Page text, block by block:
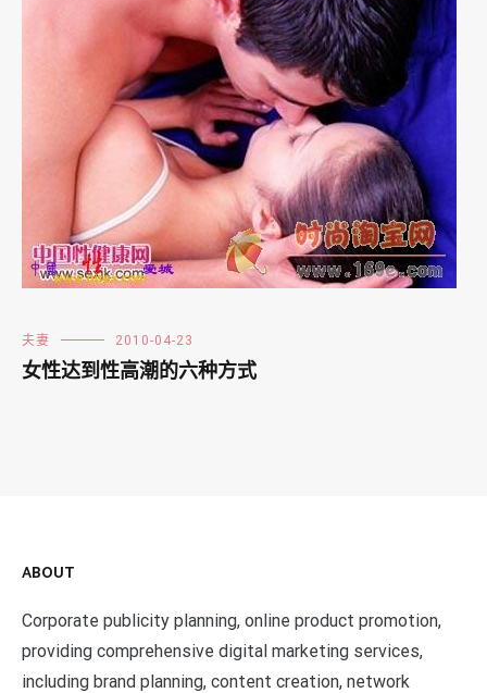
夫妻 2010-04-23
女性达到性高潮的六种方式
ABOUT
Corporate publicity planning, online product promotion,
providing comprehensive digital marketing services,
including brand planning, content creation, network